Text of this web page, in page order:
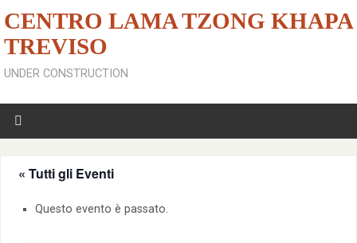
CENTRO LAMA TZONG KHAPA
TREVISO
UNDER CONSTRUCTION
« Tutti gli Eventi
Questo evento è passato.